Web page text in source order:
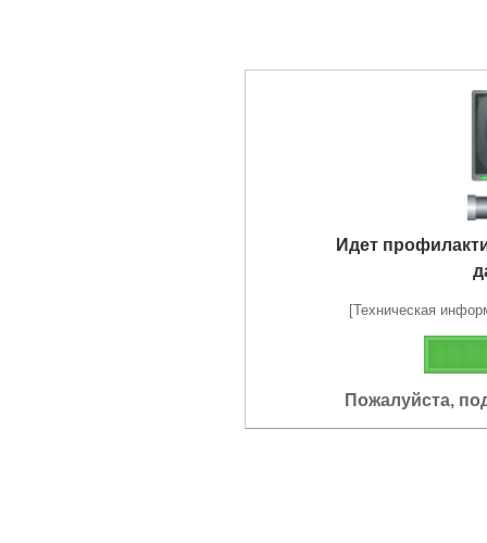
Идет
[Техническая
Пожалуйста,